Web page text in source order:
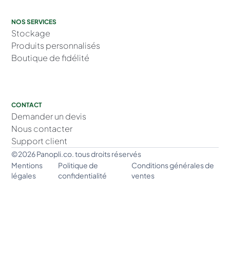
NOS SERVICES
Stockage
Produits personnalisés
Boutique de fidélité
CONTACT
Demander un devis
Nous contacter
Support client
©2026 Panopli.co. tous droits réservés
Mentions
légales
Politique de
confidentialité
Conditions générales de
ventes